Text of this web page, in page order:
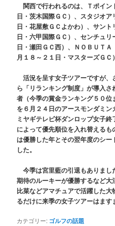
関西で行われるのは、Ｔポイン
日・茨木国際ＧＣ）、スタジオ
日・花屋敷ＧＣよかわ）、サン
日・六甲国際ＧＣ）、センチュ
日・瀬田ＧＣ西）、ＮＯＢＵＴ
月１８～２１日・マスターズＧＣ
活況を呈す女子ツアーですが、
ら「リランキング制度」が導入
者（今季の賞金ランキング５０
を６月２４日のアースモンダミ
ミヤギテレビ杯ダンロップ女子
によって優先順位を入れ替える
は優勝した年とその翌年度のシ
した。
今季は宮里藍の引退もありまし
期待のルーキーが優勝するなど
比菜などアマチュアで活躍した
るだけに来季の女子ツアーはます
カテゴリー: ゴルフの話題